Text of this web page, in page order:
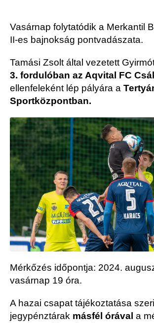
Vasárnap folytatódik a Merkantil
II-es bajnokság pontvadászata.
Tamási Zsolt által vezetett
3. fordulóban az Aqvital FC
ellenfeleként lép pályára a
Sportközpontban.
Mérkőzés időpontja: 2024.
vasárnap 19 óra.
A hazai csapat tájékoztatása
jegypénztárak másfél órával a